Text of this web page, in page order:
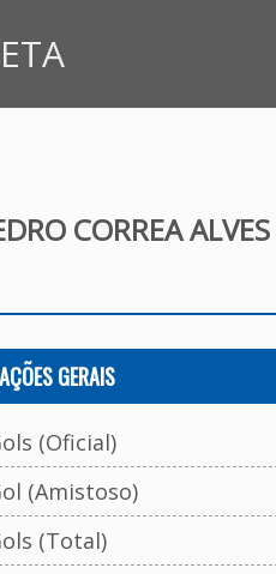
CORREA ALVES
GERAIS
(Oficial)
(Amistoso)
(Total)